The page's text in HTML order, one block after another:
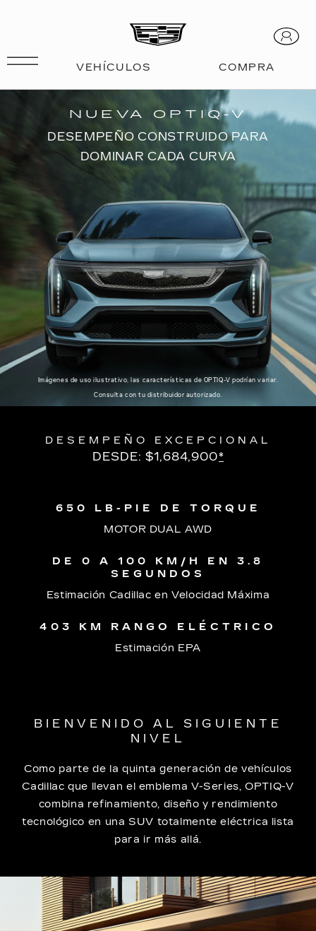
NUEVA OPTIQ-V
DESEMPEÑO CONSTRUIDO PARA
DOMINAR CADA CURVA
Imágenes de uso ilustrativo, las características de OPTIQ-V podrían variar.
Consulta con tu distribuidor autorizado.
DESEMPEÑO EXCEPCIONAL
DESDE: $1,684,900*
650 LB-PIE DE TORQUE
MOTOR DUAL AWD
DE 0 A 100 KM/H EN 3.8
SEGUNDOS
Estimación Cadillac en Velocidad Máxima
403 KM RANGO ELÉCTRICO
Estimación EPA
BIENVENIDO AL SIGUIENTE
NIVEL
Como parte de la quinta generación de vehículos
Cadillac que llevan el emblema V-Series, OPTIQ-V
combina refinamiento, diseño y rendimiento
tecnológico en una SUV totalmente eléctrica lista
para ir más allá.